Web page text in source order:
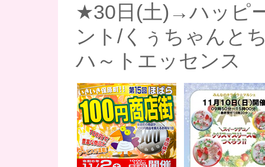
★30日(土)→ハッピ
ント/くぅちゃんと
ハ～トエッセンス